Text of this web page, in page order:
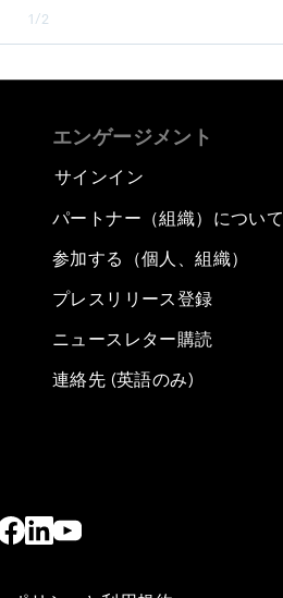
1/2
エンゲージメント
サインイン
パートナー（組織）について
参加する（個人、組織）
プレスリリース登録
ニュースレター購読
連絡先 (英語のみ)